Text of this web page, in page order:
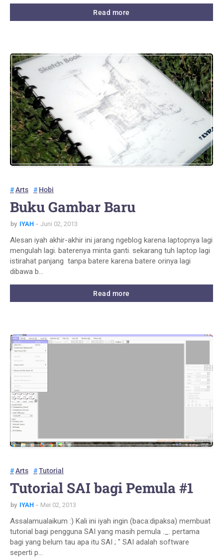
Read more
Arts Hobi
Buku Gambar Baru
by IYAH Juni 02, 2013
Alesan iyah akhir-akhir ini jarang ngeblog karena laptopnya lagi
mengulah lagi. baterenya minta ganti. sekarang tuh laptop lagi
istirahat panjang tanpa batere karena batere orinya lagi
dibawa b…
Read more
Arts Tutorial
Tutorial SAI bagi Pemula #1
by IYAH Mei 02, 2013
Assalamualaikum :) Kali ini iyah ingin (baca:dipaksa) membuat
tutorial bagi pengguna SAI yang masih pemula ._. pertama
bagi yang belum tau apa itu SAI ; " SAI adalah software
seperti p…